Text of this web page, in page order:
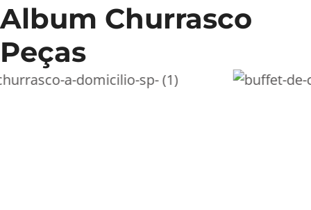
Album Churrasco
Peças